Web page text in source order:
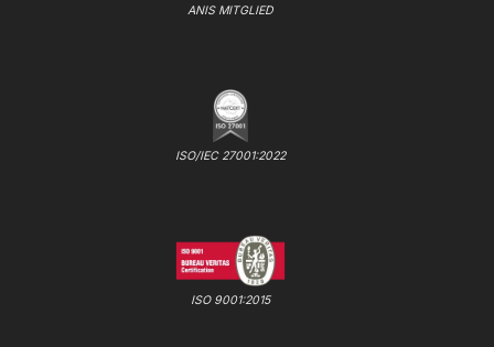
ANIS MITGLIED
ISO/IEC 27001:2022
ISO 9001:2015